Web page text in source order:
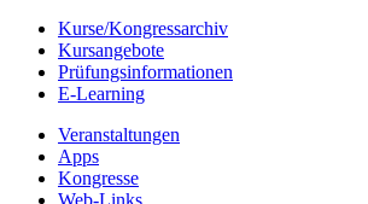
Kurse/Kongressarchiv
Kursangebote
Prüfungsinformationen
E-Learning
Veranstaltungen
Apps
Kongresse